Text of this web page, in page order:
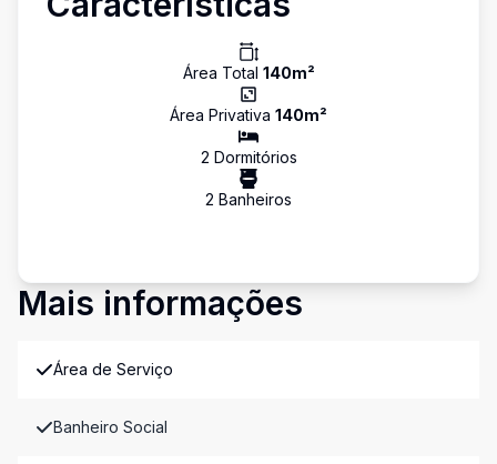
Área Total 140m²
Área Privativa 140m²
2 Dormitórios
2 Banheiros
Mais informações
Área de Serviço
Banheiro Social